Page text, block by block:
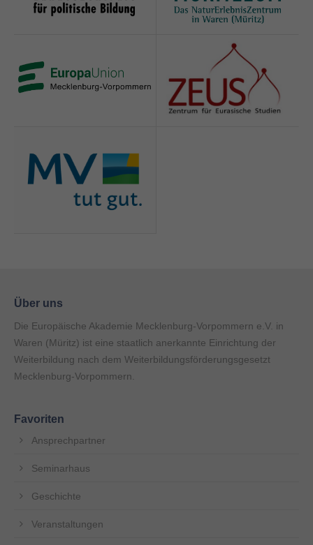
Über uns
Die Europäische Akademie Mecklenburg-Vorpommern e.V. in
Waren (Müritz) ist eine staatlich anerkannte Einrichtung der
Weiterbildung nach dem Weiterbildungsförderungsgesetzt
Mecklenburg-Vorpommern.
Favoriten
Ansprechpartner
Seminarhaus
Geschichte
Veranstaltungen